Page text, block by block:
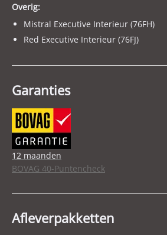
Overig:
Mistral Executive Interieur (76FH)
Red Executive Interieur (76FJ)
Garanties
12 maanden
BOVAG 40-Puntencheck
Afleverpakketten